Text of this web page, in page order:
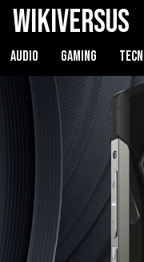
WikiVersus
AUDIO GAMING